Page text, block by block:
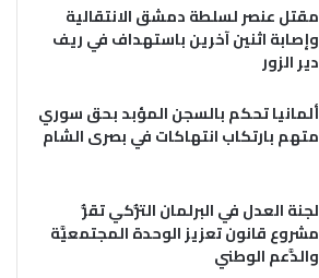
مقتل عنصر لسلطة دمشق الانتقالية
وإصابة اثنين آخرين باستهداف في ريف
دير الزور
ألمانيا تحكم بالسجن المؤبد بحق سوري
متهم بارتكاب انتهاكات في بصرى الشام
لجنة العدل في البرلمان التُّركي تقرُّ
مشروع قانون تعزيز الوحدة المجتمعيَّة
والدَّعم الوطني